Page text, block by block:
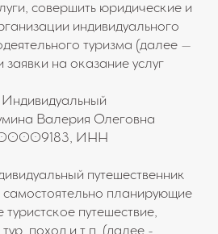
совершить юридические и
индивидуального
туризма (далее –
заявки на оказание услуг
Валерия Олеговна
ИНН
путешественник
самостоятельно планирующие
путешествие,